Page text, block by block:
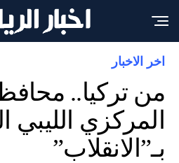
اخر الاخبار
من تركيا..
المركزي الليبي
بـ”الانقلاب”